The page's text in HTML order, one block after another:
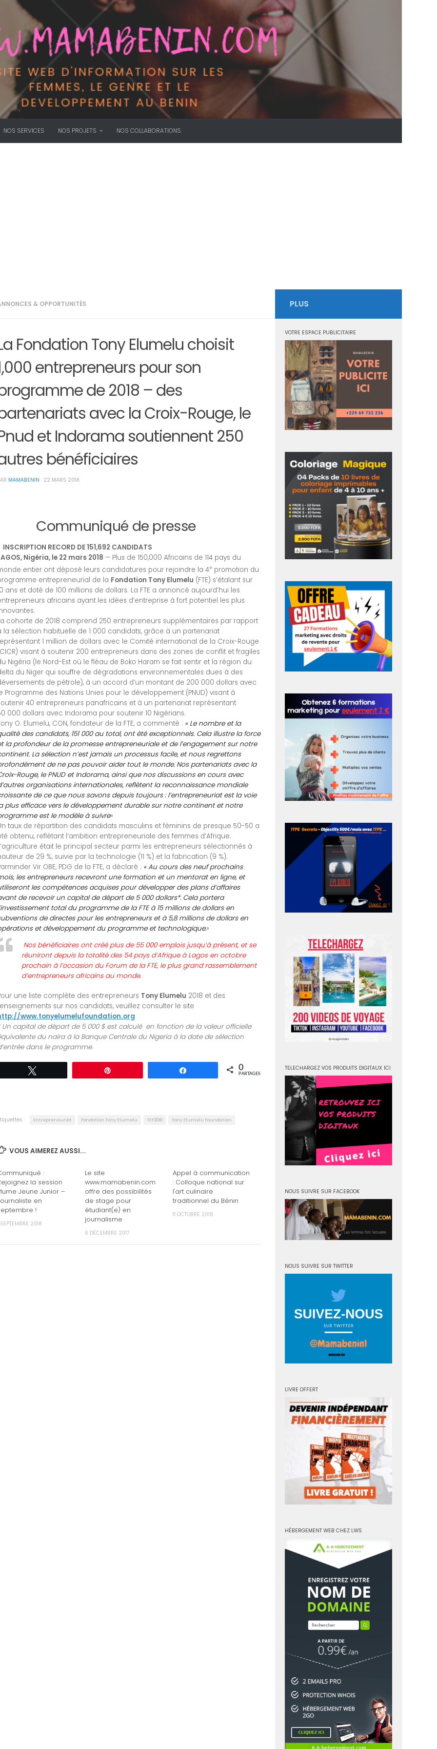
NOS SERVICES NOS PROJETS NOS COLLABORATIONS
& OPPORTUNITÉS
Fondation Tony Elumelu choisit
entrepreneurs pour son
de 2018 – des
avec la Croix-Rouge, le
et Indorama soutiennent 250
bénéficiaires
MAMABENIN · 22 MARS 2018
de presse
RECORD DE 151,692 CANDIDATS
Nigéria, le 22 mars 2018 — Plus de 150,000 Africains de 114 pays du
entier ont déposé leurs candidatures pour rejoindre la 4e promotion du
entrepreneurial de la Fondation Tony Elumelu (FTE) s’étalant sur
ans et doté de 100 millions de dollars. La FTE a annoncé aujourd’hui les
africains ayant les idées d’entreprise à fort potentiel les plus
cohorte de 2018 comprend 250 entrepreneurs supplémentaires par rapport
la sélection habituelle de 1 000 candidats, grâce à un partenariat
1 million de dollars avec le Comité international de la Croix-Rouge
visant à soutenir 200 entrepreneurs dans des zones de conflit et fragiles
Nigéria (le Nord-Est où le fléau de Boko Haram se fait sentir et la région du
du Niger qui souffre de dégradations environnementales dues à des
de pétrole), à un accord d’un montant de 200 000 dollars avec
Programme des Nations Unies pour le développement (PNUD) visant à
40 entrepreneurs panafricains et à un partenariat représentant
000 dollars avec Indorama pour soutenir 10 Nigérians.
O. Elumelu, CON, fondateur de la FTE, a commenté : « Le nombre et la
des candidats, 151 000 au total, ont été exceptionnels. Cela illustre la force
la profondeur de la promesse entrepreneuriale et de l’engagement sur notre
La sélection n’est jamais un processus facile, et nous regrettons
de ne pas pouvoir aider tout le monde. Nos partenariats avec la
Rouge, le PNUD et Indorama, ainsi que nos discussions en cours avec
organisations internationales, reflètent la reconnaissance mondiale
de ce que nous savons depuis toujours : l’entrepreneuriat est la voie
plus efficace vers le développement durable sur notre continent et notre
est le modèle à suivre»
taux de répartition des candidats masculins et féminins de presque 50-50 a
obtenu, reflétant l’ambition entrepreneuriale des femmes d’Afrique.
était le principal secteur parmi les entrepreneurs sélectionnés à
de 29 %, suivie par la technologie (11 %) et la fabrication (9 %).
Vir OBE, PDG de la FTE, a déclaré : « Au cours des neuf prochains
les entrepreneurs recevront une formation et un mentorat en ligne, et
les compétences acquises pour développer des plans d’affaires
de recevoir un capital de départ de 5 000 dollars*. Cela portera
total du programme de la FTE à 15 millions de dollars en
de directes pour les entrepreneurs et à 5,8 millions de dollars en
et développement du programme et technologique.»
Nos bénéficiaires ont créé plus de 55 000 emplois jusqu’à présent, et se
réuniront depuis la totalité des 54 pays d’Afrique à Lagos en octobre
prochain à l’occasion du Forum de la FTE, le plus grand rassemblement
d’entrepreneurs africains au monde.
une liste complète des entrepreneurs Tony Elumelu 2018 et des
sur nos candidats, veuillez consulter le site
www.tonyelumelufoundation.org
Un capital de départ de 5 000 $ est calculé en fonction de la valeur officielle
du naira à la Banque Centrale du Nigeria à la date de sélection
dans le programme.
0
PARTAGES
: Entrepreneuriat Fondation Tony Elumelu TEF2018 Tony Elumelu Foundation
VOUS AIMEREZ AUSSI...
:
la session
Jeune Junior –
en
!
2018
Le site
www.mamabenin.com
offre des possibilités
de stage pour
étudiant(e) en
journalisme
6 DÉCEMBRE 2017
Appel à communication
: Colloque national sur
l'art culinaire
traditionnel du Bénin
11 OCTOBRE 2018
PLUS
VOTRE ESPACE PUBLICITAIRE
TELECHARGEZ VOS PRODUITS DIGITAUX ICI
NOUS SUIVRE SUR FACEBOOK
NOUS SUIVRE SUR TWITTER
LIVRE OFFERT
HÉBERGEMENT WEB CHEZ LWS